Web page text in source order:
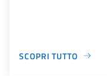
SCOPRI TUTTO